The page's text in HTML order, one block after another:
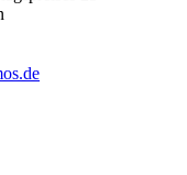
os.de